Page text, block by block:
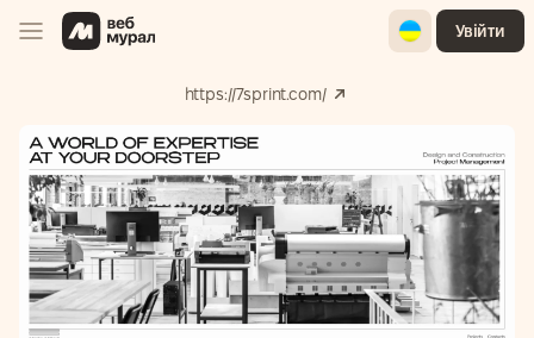
UkrainianУвійти
https://7sprint.com/